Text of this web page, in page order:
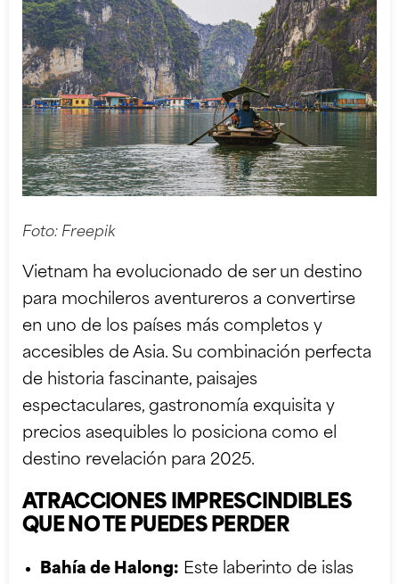
Foto: Freepik
Vietnam ha evolucionado de ser un destino
para mochileros aventureros a convertirse
en uno de los países más completos y
accesibles de Asia. Su combinación perfecta
de historia fascinante, paisajes
espectaculares, gastronomía exquisita y
precios asequibles lo posiciona como el
destino revelación para 2025.
ATRACCIONES IMPRESCINDIBLES
QUE NO TE PUEDES PERDER
Bahía de Halong: Este laberinto de islas